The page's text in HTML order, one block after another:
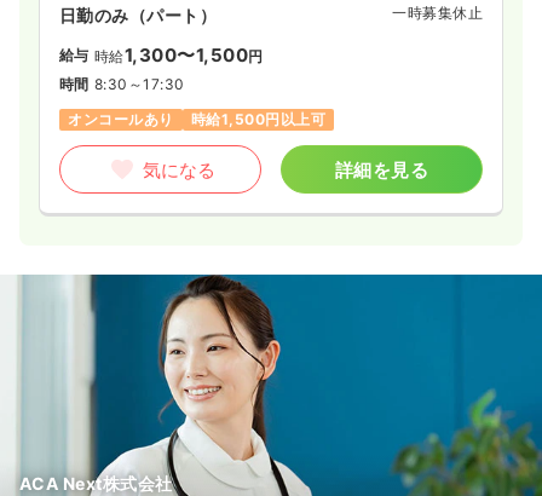
日勤のみ（パート） 一時募集休止
給与 時給1,300〜1,500円
時間 8:30～17:30
オンコールあり
時給1,500円以上可
気になる 詳細を見る
ACA Next株式会社